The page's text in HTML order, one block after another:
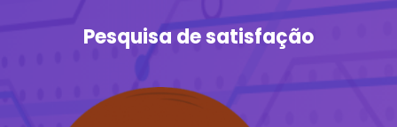
Pesquisa de satisfação